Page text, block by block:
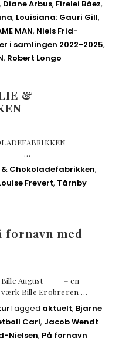
, Diane Arbus, Firelei Báez,
, Louisiana: Gauri Gill,
MAN, Niels Frid-
i samlingen 2022-2025,
, Robert Longo
&
…
Chokoladefabrikken,
Frevert, Tårnby
fornavn med
Bille August – en
værk Bille Erobreren …
Tagged aktuelt, Bjarne
Carl, Jacob Wendt
Nielsen, På fornavn